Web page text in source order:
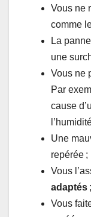
Vous ne
comme
La
une
Vous ne
Par
cause
Une
repérée ;
Vous
adaptés ;
Vous